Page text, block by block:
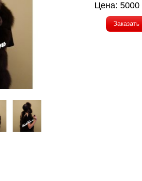
Цена: 5000
Заказать